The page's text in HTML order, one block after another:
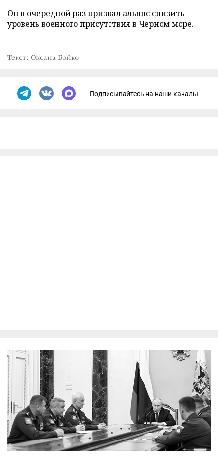
Он в очередной раз призвал альянс снизить
уровень военного присутствия в Черном море.
Текст: Оксана Бойко
Подписывайтесь на наши каналы